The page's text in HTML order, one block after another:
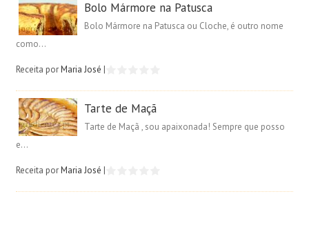
Bolo Mármore na Patusca
Bolo Mármore na Patusca ou Cloche, é outro nome
como...
Receita porMaria José |
Tarte de Maçã
Tarte de Maçã , sou apaixonada! Sempre que posso
e...
Receita porMaria José |